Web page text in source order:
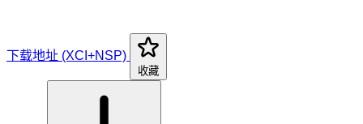
下载地址 (XCI+NSP)
收藏